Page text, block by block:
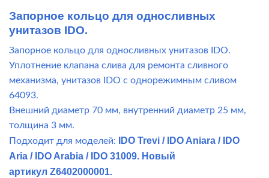
Запорное кольцо для односливных
унитазов IDO.
Запорное кольцо для односливных унитазов IDO.
Уплотнение клапана слива для ремонта сливного
механизма, унитазов IDO с однорежимным сливом
64093.
Внешний диаметр 70 мм, внутренний диаметр 25 мм,
толщина 3 мм.
Подходит для моделей:
IDO Trevi / IDO Aniara / IDO
Aria / IDO Arabia / IDO 31009. Новый
артикул Z6402000001.